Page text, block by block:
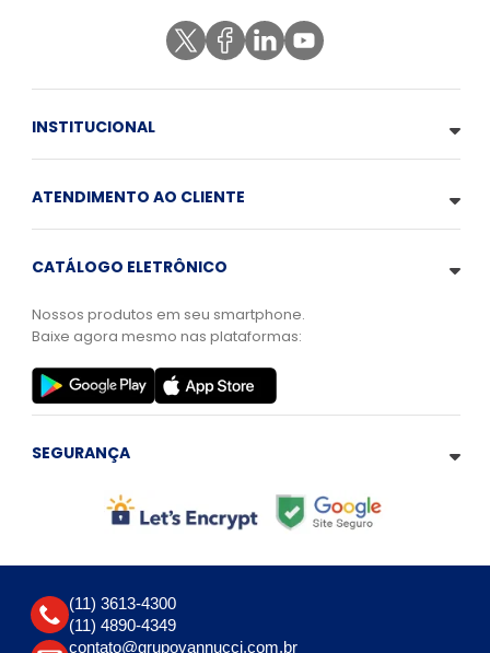
INSTITUCIONAL
ATENDIMENTO AO CLIENTE
CATÁLOGO ELETRÔNICO
Nossos produtos em seu smartphone.
Baixe agora mesmo nas plataformas:
SEGURANÇA
(11) 3613-4300
(11) 4890-4349
contato@grupovannucci.com.br